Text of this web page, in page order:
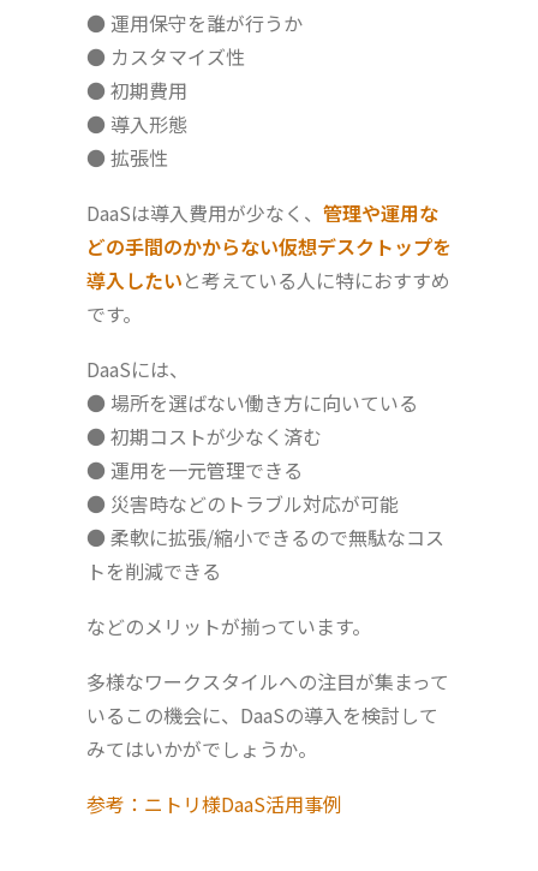
● 運用保守を誰が行うか
● カスタマイズ性
● 初期費用
● 導入形態
● 拡張性
DaaSは導入費用が少なく、 管理や運用な
どの手間のかからない仮想デスクトップを
導入したいと考えている人に特におすすめ
です。
DaaSには、
● 場所を選ばない働き方に向いている
● 初期コストが少なく済む
● 運用を一元管理できる
● 災害時などのトラブル対応が可能
● 柔軟に拡張/縮小できるので無駄なコス
トを削減できる
などのメリットが揃っています。
多様なワークスタイルへの注目が集まって
いるこの機会に、DaaSの導入を検討して
みてはいかがでしょうか。
参考：ニトリ様DaaS活用事例